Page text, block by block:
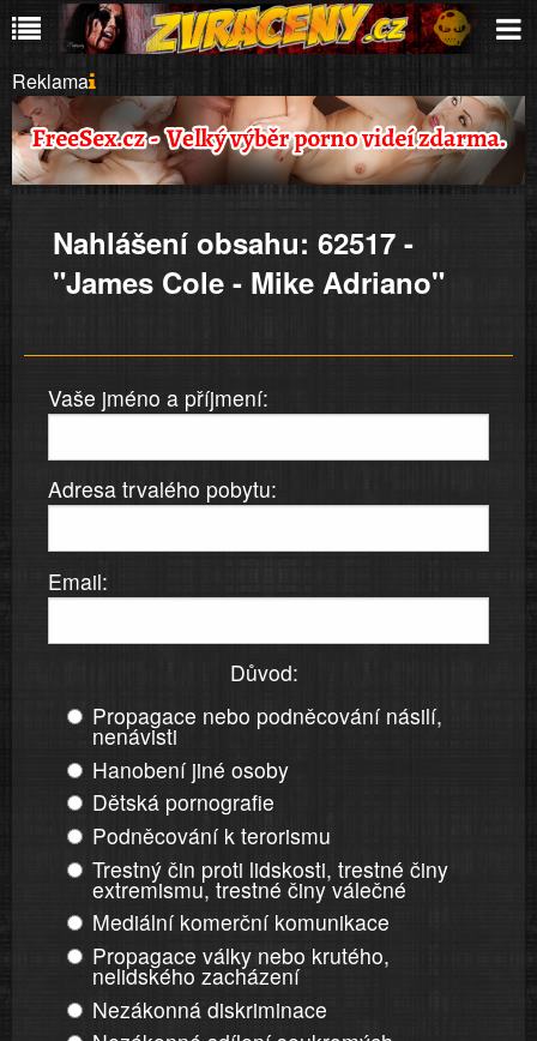
Reklama
Nahlášení obsahu: 62517 -
"James Cole - Mike Adriano"
Vaše jméno a příjmení:
Adresa trvalého pobytu:
Email:
Důvod:
Propagace nebo podněcování násilí,
nenávisti
Hanobení jiné osoby
Dětská pornografie
Podněcování k terorismu
Trestný čin proti lidskosti, trestné činy
extremismu, trestné činy válečné
Mediální komerční komunikace
Propagace války nebo krutého,
nelidského zacházení
Nezákonná diskriminace